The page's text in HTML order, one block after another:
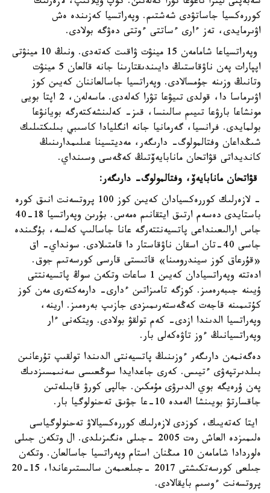
كوررەكسيا جاساتۋدى شەشتىم. وپەراتسيا كەزىندە ەش
اۋىرمايدى، تەز ءارى ءساتتى ءوتتى دەۋگە بولادى.
وپەراتسياعا شامامەن 15 مينۋت ۋاقىت كەتەدى. ونىڭ 10 مينۋتى
اپپارات پەن ناۋقاستىڭ دايىندىقتارىنا جانە قالعان 5 مينۋت
وتانىڭ وزىنە جۇمسالادى. وپەراتسيا جاسالعاننان كەيىن كوز
اۋىرماسا دا، قولدى تىيۋعا تۋرا كەلەدى. ماسەلەن، 2 اپتا بويى
مونشاعا بارۋعا تىيىم سالىنسا، قىز- كەلىنشەكتەرگە بويانۋعا
بولمايدى. فرانسيا، گەرمانيا جانە انگليادا كاسىبي بىلىكتىلىك
شىڭداعان وفتالمولوگ- دارىگەر، مەديتسينا عىلىمدارىنىڭ
كانديداتى قۋاتحان مانابايەۆتىڭ كەڭەسى وسىنداي.
قۋاتحان مانابايەۆ، وفتالمولوگ- دارىگەر:
- لازەرلىك كوررەكسيادان كەيىن كوز 100 پروتسەنت انىق كورە
باستايدى دەسەم ارتىق ايتقانىم ەمەس. بۇرىن وپەراتسيا 18-40
جاس ارالىعىنداعى پاتسيەنتتەرگە عانا جاسالىپ كەلسە، بۇگىندە
جاسى 40-تان اسقان ناۋقاستار دا قامتىلادى. سونداي- اق
«قۇرعاق كوز سيندرومىنا» قاتىستى قارسى كورسەتىم جوق.
ادەتتە وپەراتسيادان كەيىن 1 ساعات وتكەن سوڭ پاتسيەنتتى
ۇيىنە جىبەرەمىز. كوزگە تامىزاتىن ءدارى- دارمەكتەرى مەن كوز
كۇتىمىنە قاجەت كەڭەستەرىمىزدى جازىپ بەرەمىز. ارينە،
وپەراتسيا الدىندا ازدى- كەم تولقۋ بولادى. ويتكەنى ءار
وپەراتسيانىڭ ءوز تاۋەكەلى بار.
دەگەنمەن دارىگەر ءوزىنىڭ پاتسيەنتى الدىندا تولقىپ تۇرعانىن
بىلدىرتپەۋى ءتيىس. كەرى جاعدايدا سوڭعىسى سەنىمسىزدىك
پەن ۇرەيگە بوي الدىرۋى مۇمكىن. جالپى كورۋ قابىلەتىن
جاقسارتۋ بويىنشا الەمدە 10-عا جۋىق تەحنولوگيا بار.
ايتا كەتەيىك، كوزدى لازەرلىك كوررەكسيالاۋ تەحنولوگياسى
ەلىمىزدە العاش رەت 2005 -جىلى ەنگىزىلدى. ال وتكەن جىلى
ەلوردادا شامامەن 10 مىڭنان استام وپەراتسيا جاسالعان. وتكەن
جىلعى كورسەتكىشتى 2017 -جىلعىمەن سالىستىرعاندا، 15-20
پروتسەنت ءوسىم بايقالادى.